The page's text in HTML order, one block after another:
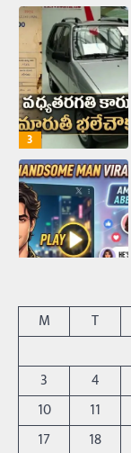
3
4 M
T
3
4
10
11
17
18